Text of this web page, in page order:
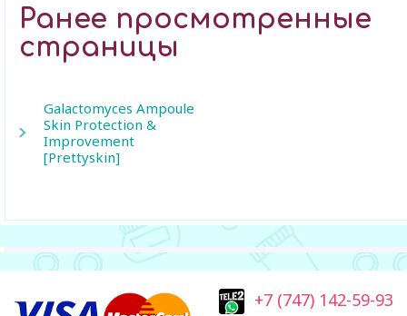
Ранее просмотренные
страницы
Galactomyces Ampoule
Skin Protection &
Improvement
[Prettyskin]
+7 (747) 142-59-93